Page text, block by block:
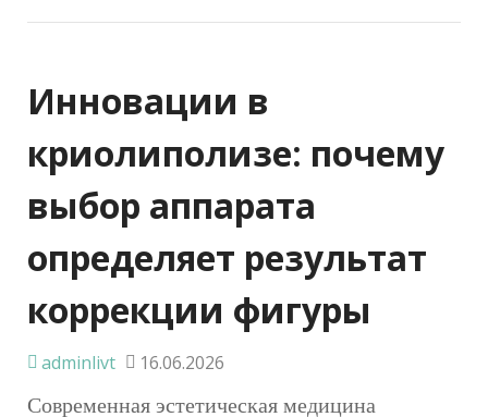
Инновации в
криолиполизе: почему
выбор аппарата
определяет результат
коррекции фигуры
adminlivt 16.06.2026
Современная эстетическая медицина